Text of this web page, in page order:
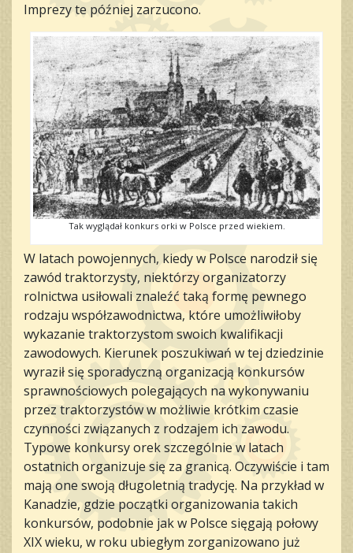
Imprezy te później zarzucono.
Tak wyglądał konkurs orki w Polsce przed wiekiem.
W latach powojennych, kiedy w Polsce narodził się
zawód traktorzysty, niektórzy organizatorzy
rolnictwa usiłowali znaleźć taką formę pewnego
rodzaju współzawodnictwa, które umożliwiłoby
wykazanie traktorzystom swoich kwalifikacji
zawodowych. Kierunek poszukiwań w tej dziedzinie
wyraził się sporadyczną organizacją konkursów
sprawnościowych polegających na wykonywaniu
przez traktorzystów w możliwie krótkim czasie
czynności związanych z rodzajem ich zawodu.
Typowe konkursy orek szczególnie w latach
ostatnich organizuje się za granicą. Oczywiście i tam
mają one swoją długoletnią tradycję. Na przykład w
Kanadzie, gdzie początki organizowania takich
konkursów, podobnie jak w Polsce sięgają połowy
XIX wieku, w roku ubiegłym zorganizowano już